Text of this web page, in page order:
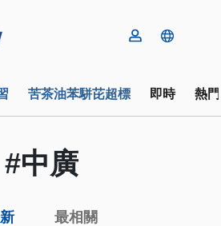
苦茶油苯駢芘超標 即時 熱
#中廣
最相關